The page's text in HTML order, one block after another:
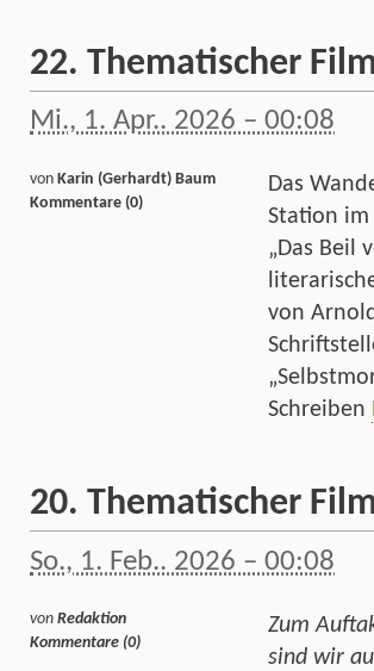
22. Thematischer
Mi., 1. Apr.. 2026 – 00:08
Das
Station im
„Das Beil
von
Schreiben
von Karin (Gerhardt) Baum
Kommentare (0)
20. Thematischer
So., 1. Feb.. 2026 – 00:08
Zum
sind wir
von Redaktion
Kommentare (0)